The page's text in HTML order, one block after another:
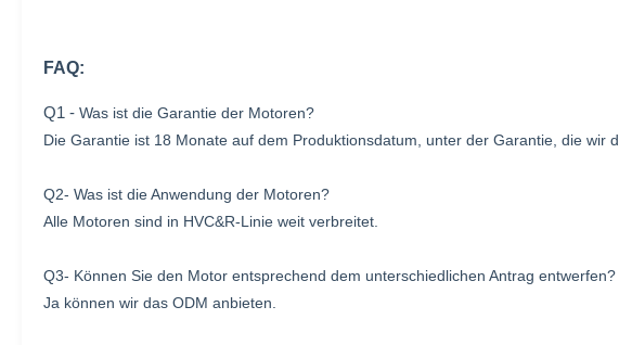
FAQ:
Q1 - Was ist die Garantie der Motoren?
Die Garantie ist 18 Monate auf dem Produktionsdatum, unter der Garantie, die wir
Q2- Was ist die Anwendung der Motoren?
Alle Motoren sind in HVC&R-Linie weit verbreitet.
Q3- Können Sie den Motor entsprechend dem unterschiedlichen Antrag entwerfen?
Ja können wir das ODM anbieten.